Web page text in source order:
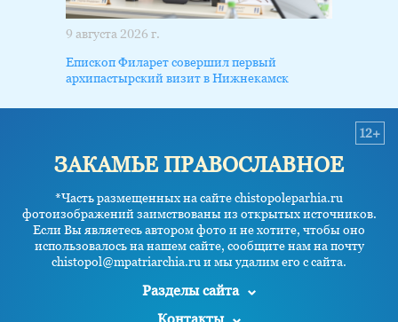
9 августа 2026 г.
Епископ Филарет совершил первый
архипастырский визит в Нижнекамск
ЗАКАМЬЕ ПРАВОСЛАВНОЕ
*Часть размещенных на сайте chistopoleparhia.ru
фотоизображений заимствованы из открытых источников.
Если Вы являетесь автором фото и не хотите, чтобы оно
использовалось на нашем сайте, сообщите нам на почту
chistopol@mpatriarchia.ru и мы удалим его с сайта.
12+
Разделы сайта